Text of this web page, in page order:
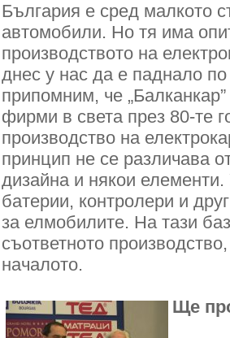
България e сред малкото
автомобили. Но тя има
производството на
днес у нас да е паднало
припомним, че
фирми в света през 80-те
производство на
принцип не се различава
дизайна и някои
батерии, контролери и
за елмобилите. На тази
съответното
началото.
Ще